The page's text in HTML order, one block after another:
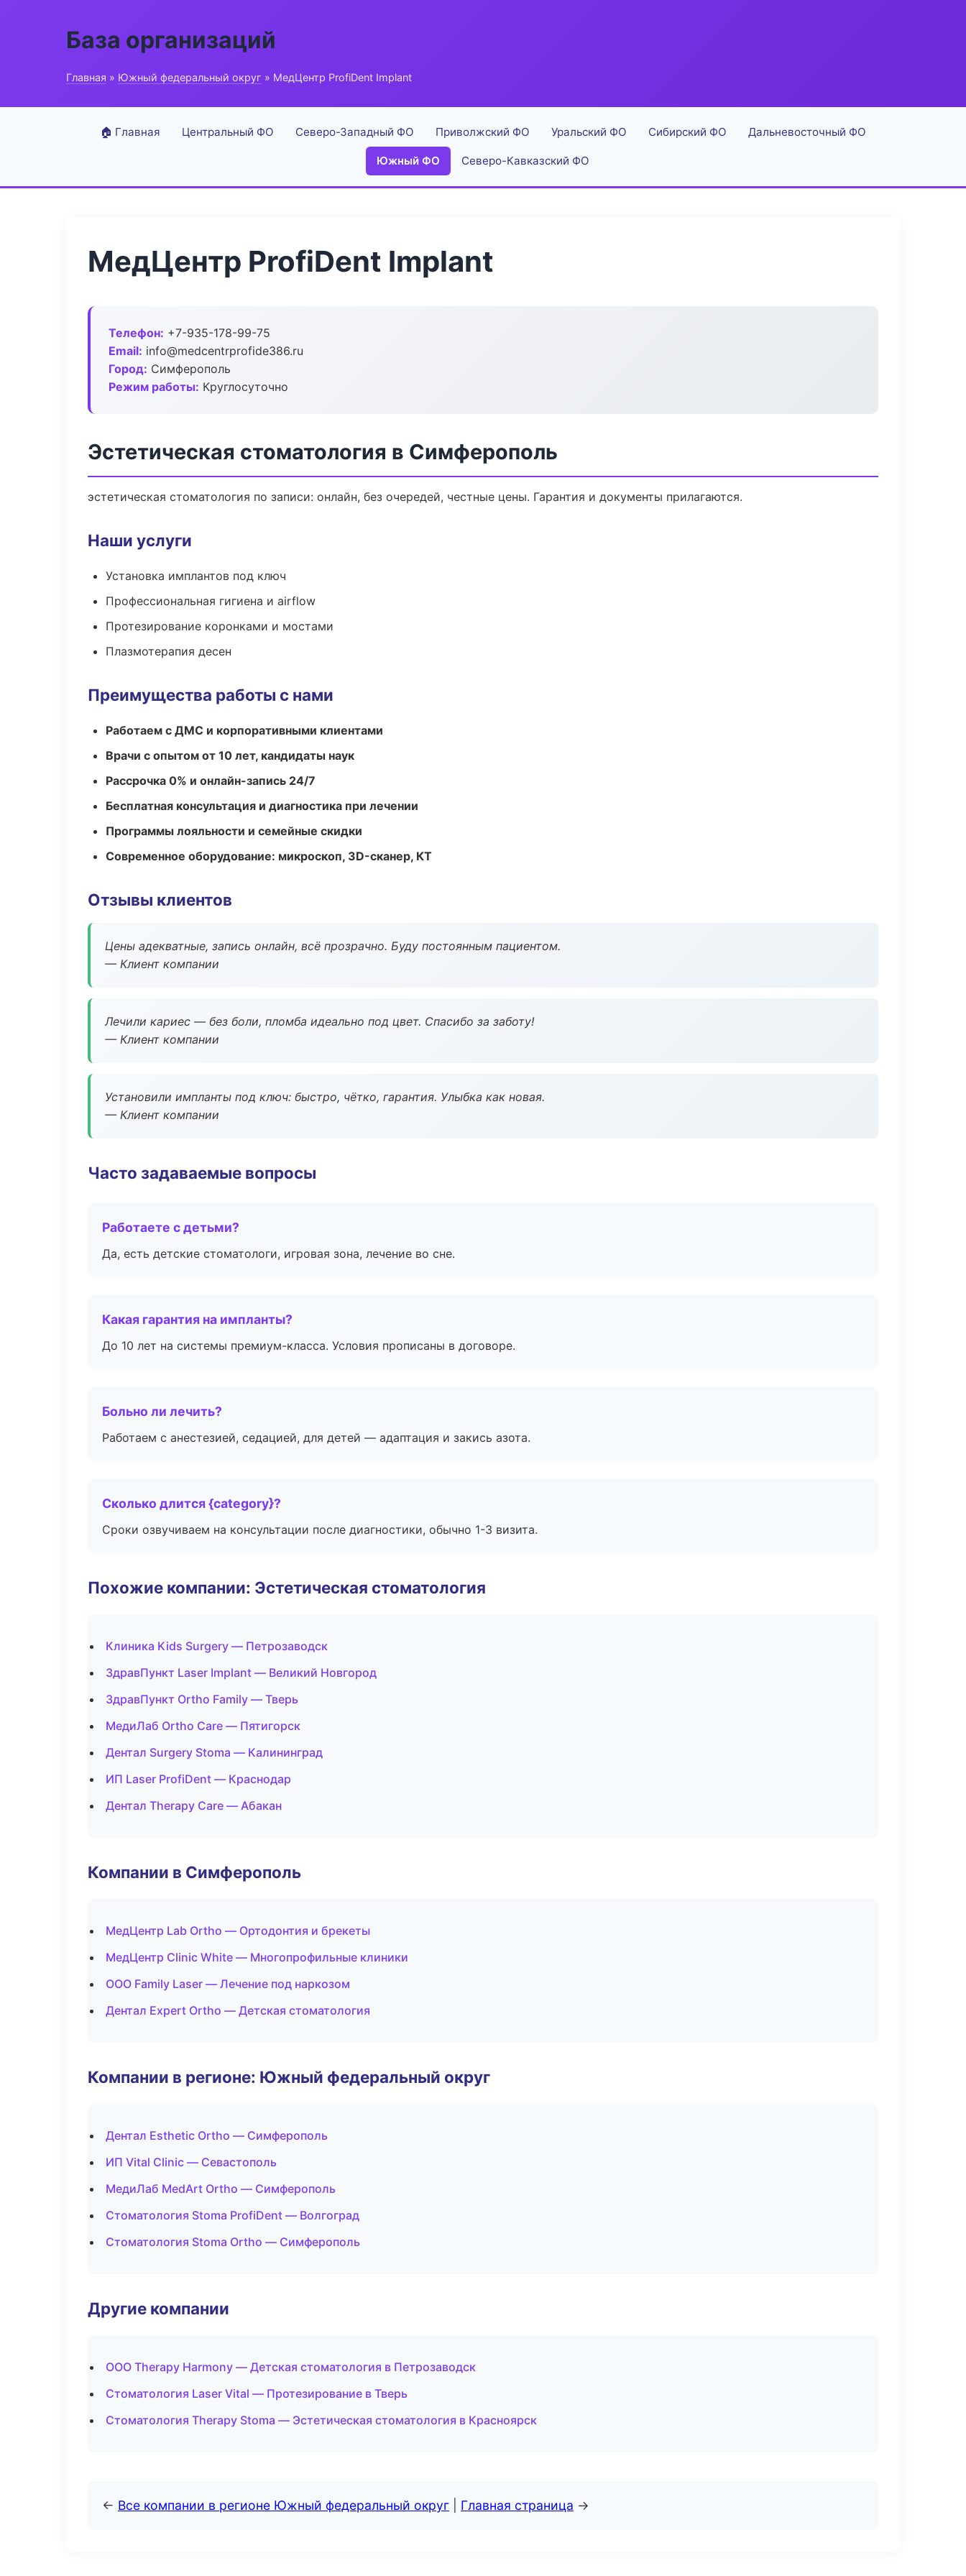
База организаций
Главная » Южный федеральный округ » МедЦентр ProfiDent Implant
🏠 Главная Центральный ФО Северо-Западный ФО Приволжский ФО Уральский ФО Сибирский ФО Дальневосточный ФО
Южный ФО Северо-Кавказский ФО
МедЦентр ProfiDent Implant
Телефон: +7-935-178-99-75
Email: info@medcentrprofide386.ru
Город: Симферополь
Режим работы: Круглосуточно
Эстетическая стоматология в Симферополь
эстетическая стоматология по записи: онлайн, без очередей, честные цены. Гарантия и документы прилагаются.
Наши услуги
Установка имплантов под ключ
Профессиональная гигиена и airflow
Протезирование коронками и мостами
Плазмотерапия десен
Преимущества работы с нами
Работаем с ДМС и корпоративными клиентами
Врачи с опытом от 10 лет, кандидаты наук
Рассрочка 0% и онлайн-запись 24/7
Бесплатная консультация и диагностика при лечении
Программы лояльности и семейные скидки
Современное оборудование: микроскоп, 3D-сканер, КТ
Отзывы клиентов
Цены адекватные, запись онлайн, всё прозрачно. Буду постоянным пациентом.
— Клиент компании
Лечили кариес — без боли, пломба идеально под цвет. Спасибо за заботу!
— Клиент компании
Установили импланты под ключ: быстро, чётко, гарантия. Улыбка как новая.
— Клиент компании
Часто задаваемые вопросы
Работаете с детьми?
Да, есть детские стоматологи, игровая зона, лечение во сне.
Какая гарантия на импланты?
До 10 лет на системы премиум-класса. Условия прописаны в договоре.
Больно ли лечить?
Работаем с анестезией, седацией, для детей — адаптация и закись азота.
Сколько длится {category}?
Сроки озвучиваем на консультации после диагностики, обычно 1-3 визита.
Похожие компании: Эстетическая стоматология
Клиника Kids Surgery — Петрозаводск
ЗдравПункт Laser Implant — Великий Новгород
ЗдравПункт Ortho Family — Тверь
МедиЛаб Ortho Care — Пятигорск
Дентал Surgery Stoma — Калининград
ИП Laser ProfiDent — Краснодар
Дентал Therapy Care — Абакан
Компании в Симферополь
МедЦентр Lab Ortho — Ортодонтия и брекеты
МедЦентр Clinic White — Многопрофильные клиники
ООО Family Laser — Лечение под наркозом
Дентал Expert Ortho — Детская стоматология
Компании в регионе: Южный федеральный округ
Дентал Esthetic Ortho — Симферополь
ИП Vital Clinic — Севастополь
МедиЛаб MedArt Ortho — Симферополь
Стоматология Stoma ProfiDent — Волгоград
Стоматология Stoma Ortho — Симферополь
Другие компании
ООО Therapy Harmony — Детская стоматология в Петрозаводск
Стоматология Laser Vital — Протезирование в Тверь
Стоматология Therapy Stoma — Эстетическая стоматология в Красноярск
← Все компании в регионе Южный федеральный округ Главная страница →